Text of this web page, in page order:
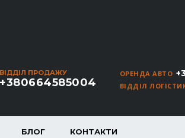
ОРЕНДА АВТО
ВІДДІЛ
ВІДДІЛ ПРОДАЖУ
+380664585004
БЛОГ КОНТАКТИ